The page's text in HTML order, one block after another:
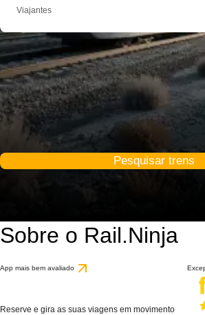
Viajantes
Pesquisar trens
Sobre o Rail.Ninja
App mais bem avaliado
Reserve e gira as suas viagens em movimento